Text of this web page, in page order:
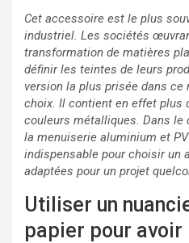
Cet accessoire est le plus
industriel. Les sociétés
transformation de matières
définir les teintes de leurs
version la plus prisée dans
choix. Il contient en effet plus
couleurs métalliques. Dans le
la menuiserie aluminium et
indispensable pour choisir un
adaptées pour un projet
Utiliser un
papier pour avoir